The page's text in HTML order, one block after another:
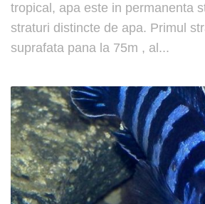
tropical, apa este in permanenta
straturi distincte de apa. Primul
suprafata pana la 75m , al...